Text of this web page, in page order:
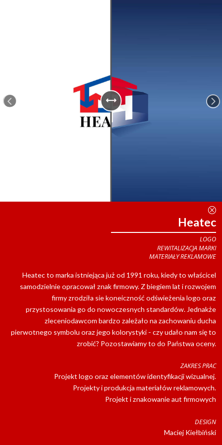
< =
Q
Heatec
LOGO
REWITALIZACJA MARKI
MATERIAŁY REKLAMOWE
Heatec to marka istniejąca już od 1991 roku, kiedy to właścicel
samodzielnie opracował znak firmowy. Z biegiem lat i rozwojem
firmy zrodziła sie koneiczność odświeżenia logo oraz
przystosowania go do nowoczesnych standardów. Jednakże
zleceniodawcom bardzo zależało na zachowaniu ducha
pierwotnego symbolu oraz jego kolorystyki - czy udało nam się to
zrobić? Pozostawiamy to do Państwa oceny.
ZAKRES PRAC
Projekt logo oraz elementów identyfikacji wizualnej.
Projekty i produkcja materiałów reklamowych.
Projekt i znakowanie aut firmowych
DESIGN
Maciej Kiełbiński